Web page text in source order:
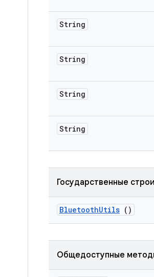
String
String
String
String
Государственные
BluetoothUtils ()
Общедоступные